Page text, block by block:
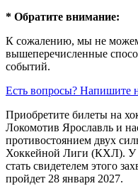
* Обратите внимание:
К сожалению, мы не
вышеперечисленные
событий.
Есть вопросы? Напишите
Приобретите билеты на
Локомотив Ярославль и
противостоянием двух
Хоккейной Лиги (КХЛ). У
стать свидетелем этого
пройдет 28 января 2027.